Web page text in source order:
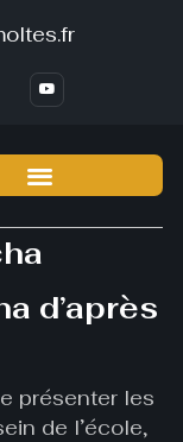
d’après
présenter les
de l’école,